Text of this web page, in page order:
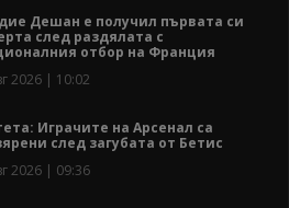
Дешан е получил първата си
след раздялата с
отбор на Франция
2026 | 10:02
Играчите на Арсенал са
след загубата от Бетис
2026 | 09:36